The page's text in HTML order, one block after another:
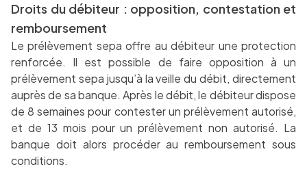
Droits du débiteur : opposition, contestation et
remboursement
Le prélèvement sepa offre au débiteur une protection
renforcée. Il est possible de faire opposition à un
prélèvement sepa jusqu’à la veille du débit, directement
auprès de sa banque. Après le débit, le débiteur dispose
de 8 semaines pour contester un prélèvement autorisé,
et de 13 mois pour un prélèvement non autorisé. La
banque doit alors procéder au remboursement sous
conditions.